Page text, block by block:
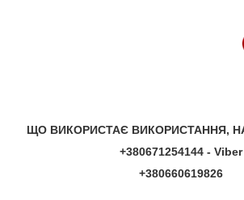
ЩО ВИКОРИСТАЄ ВИКОРИСТАННЯ,
+380671254144 - Viber
+380660619826